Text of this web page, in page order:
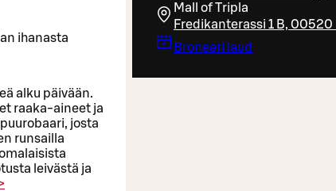
Mall of Tripla
Fredikanterassi 1 B, 00520
Broneeri laud
ihanasta
alku päivään.
raaka-aineet ja
josta
runsailla
leivästä ja